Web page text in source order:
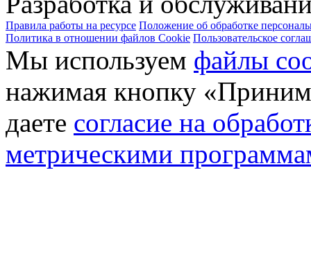
Правила работы на ресурсе Положение об обработке
Политика в отношении файлов Cookie Пользовательское
Мы используем файлы
нажимая кнопку
даете согласие на
метрическими